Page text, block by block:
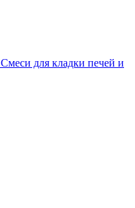
Смеси для кладки печей и